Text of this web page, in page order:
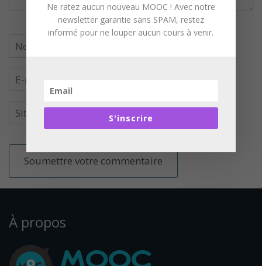
À propos
Ne ratez aucun nouveau MOOC ! Avec notre
newsletter garantie sans SPAM, restez
informé pour ne louper aucun cours à venir.
S'inscrire